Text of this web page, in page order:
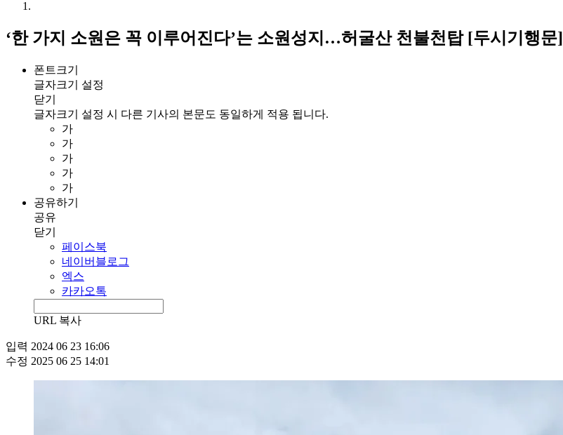
‘한 가지 소원은 꼭 이루어진다’는 소원성지…허굴산 천불천탑 [두시기행문]
폰트크기
글자크기 설정
닫기
글자크기 설정 시 다른 기사의 본문도 동일하게 적용 됩니다.
가
가
가
가
가
공유하기
공유
닫기
페이스북
네이버블로그
엑스
카카오톡
URL 복사
입력 2024 06 23 16:06
수정 2025 06 25 14:01